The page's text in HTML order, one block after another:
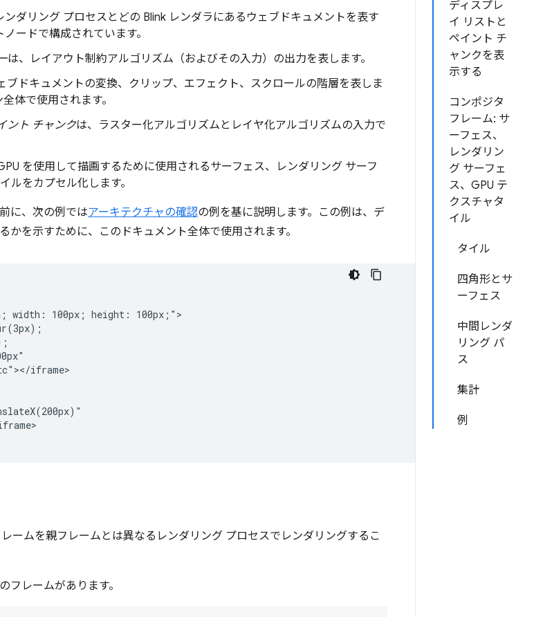
ディスプレ
イ リストと
ペイント チ
ャンクを表
示する
コンポジタ
フレーム: サ
ーフェス、
レンダリン
グ サーフェ
ス、GPU テ
クスチャタ
イル
タイル
四角形とサ
ーフェス
中間レンダ
リング パ
ス
集計
例
ンダリング プロセスとどの Blink レンダラにあるウェブドキュメントを表す
ードで構成されています。
は、レイアウト制約アルゴリズム（およびその入力）の出力を表します。
ブドキュメントの変換、クリップ、エフェクト、スクロールの階層を表しま
体で使用されます。
ント チャンクは、ラスター化アルゴリズムとレイヤ化アルゴリズムの入力で
を使用して描画するために使用されるサーフェス、レンダリング サーフ
ルをカプセル化します。
に、次の例ではアーキテクチャの確認の例を基に説明します。この例は、デ
かを示すために、このドキュメント全体で使用されます。
width: 100px; height: 100px;">
iframe>
ームを親フレームとは異なるレンダリング プロセスでレンダリングするこ
フレームがあります。